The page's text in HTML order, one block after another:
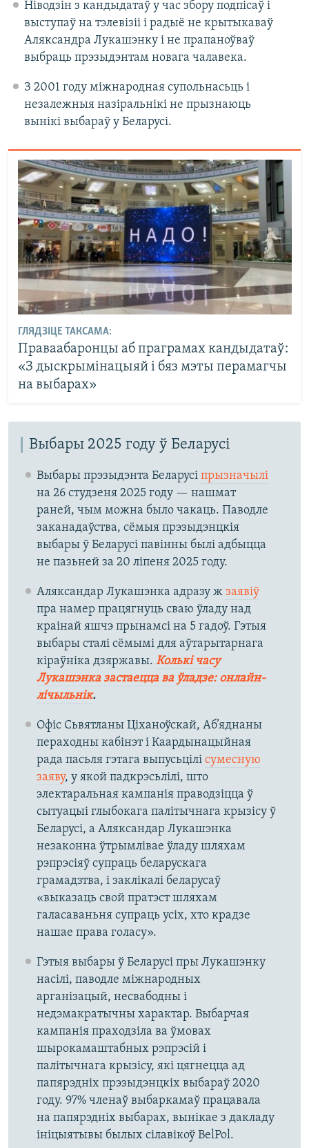
Ніводзін з кандыдатаў у час збору подпісаў і
выступаў на тэлевізіі і радыё не крытыкаваў
Аляксандра Лукашэнку і не прапаноўваў
выбраць прэзыдэнтам новага чалавека.
З 2001 году міжнародная супольнасьць і
незалежныя назіральнікі не прызнаюць
вынікі выбараў у Беларусі.
ГЛЯДЗІЦЕ ТАКСАМА:
Праваабаронцы аб праграмах кандыдатаў:
«З дыскрымінацыяй і бяз мэты перамагчы
на выбарах»
Выбары 2025 году ў Беларусі
Выбары прэзыдэнта Беларусі прызначылі
на 26 студзеня 2025 году — нашмат
раней, чым можна было чакаць. Паводле
заканадаўства, сёмыя прэзыдэнцкія
выбары ў Беларусі павінны былі адбыцца
не пазьней за 20 ліпеня 2025 году.
Аляксандар Лукашэнка адразу ж заявіў
пра намер працягнуць сваю ўладу над
краінай яшчэ прынамсі на 5 гадоў. Гэтыя
выбары сталі сёмымі для аўтарытарнага
кіраўніка дзяржавы. Колькі часу
Лукашэнка застаецца ва ўладзе: онлайн-
лічыльнік.
Офіс Сьвятланы Ціханоўскай, Аб’яднаны
пераходны кабінэт і Каардынацыйная
рада пасьля гэтага выпусьцілі сумесную
заяву, у якой падкрэсьлілі, што
электаральная кампанія праводзіцца ў
сытуацыі глыбокага палітычнага крызісу ў
Беларусі, а Аляксандар Лукашэнка
незаконна ўтрымлівае ўладу шляхам
рэпрэсіяў супраць беларускага
грамадзтва, і заклікалі беларусаў
«выказаць свой пратэст шляхам
галасаваньня супраць усіх, хто крадзе
нашае права голасу».
Гэтыя выбары ў Беларусі пры Лукашэнку
насілі, паводле міжнародных
арганізацый, несвабодны і
недэмакратычны характар. Выбарчая
кампанія праходзіла ва ўмовах
шырокамаштабных рэпрэсій і
палітычнага крызісу, які цягнецца ад
папярэдніх прэзыдэнцкіх выбараў 2020
году. 97% членаў выбаркамаў працавала
на папярэдніх выбарах, вынікае з дакладу
ініцыятывы былых сілавікоў BelPol.